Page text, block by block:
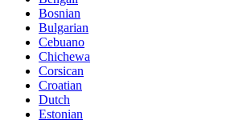
Bosnian
Bulgarian
Cebuano
Chichewa
Corsican
Croatian
Dutch
Estonian